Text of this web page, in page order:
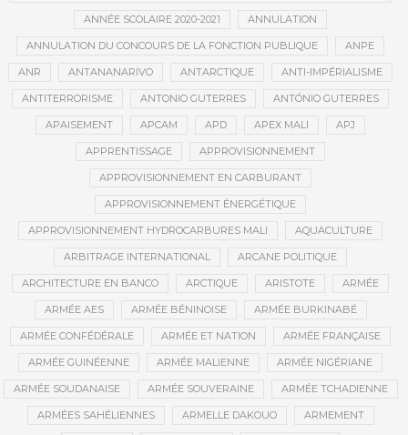
ANNÉE SCOLAIRE 2020-2021 ANNULATION
ANNULATION DU CONCOURS DE LA FONCTION PUBLIQUE ANPE
ANR ANTANANARIVO ANTARCTIQUE ANTI-IMPÉRIALISME
ANTITERRORISME ANTONIO GUTERRES ANTÓNIO GUTERRES
APAISEMENT APCAM APD APEX MALI APJ
APPRENTISSAGE APPROVISIONNEMENT
APPROVISIONNEMENT EN CARBURANT
APPROVISIONNEMENT ÉNERGÉTIQUE
APPROVISIONNEMENT HYDROCARBURES MALI AQUACULTURE
ARBITRAGE INTERNATIONAL ARCANE POLITIQUE
ARCHITECTURE EN BANCO ARCTIQUE ARISTOTE ARMÉE
ARMÉE AES ARMÉE BÉNINOISE ARMÉE BURKINABÉ
ARMÉE CONFÉDÉRALE ARMÉE ET NATION ARMÉE FRANÇAISE
ARMÉE GUINÉENNE ARMÉE MALIENNE ARMÉE NIGÉRIANE
ARMÉE SOUDANAISE ARMÉE SOUVERAINE ARMÉE TCHADIENNE
ARMÉES SAHÉLIENNES ARMELLE DAKOUO ARMEMENT